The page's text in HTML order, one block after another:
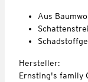
Aus
Hersteller:
Ernsting's family